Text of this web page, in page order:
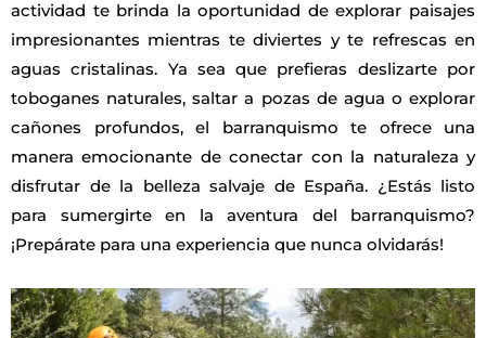
actividad te brinda la oportunidad de explorar paisajes
impresionantes mientras te diviertes y te refrescas en
aguas cristalinas. Ya sea que prefieras deslizarte por
toboganes naturales, saltar a pozas de agua o explorar
cañones profundos, el barranquismo te ofrece una
manera emocionante de conectar con la naturaleza y
disfrutar de la belleza salvaje de España. ¿Estás listo
para sumergirte en la aventura del barranquismo?
¡Prepárate para una experiencia que nunca olvidarás!